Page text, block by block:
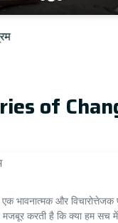
of
भावनात्मक और
करती है कि क्या हम सच